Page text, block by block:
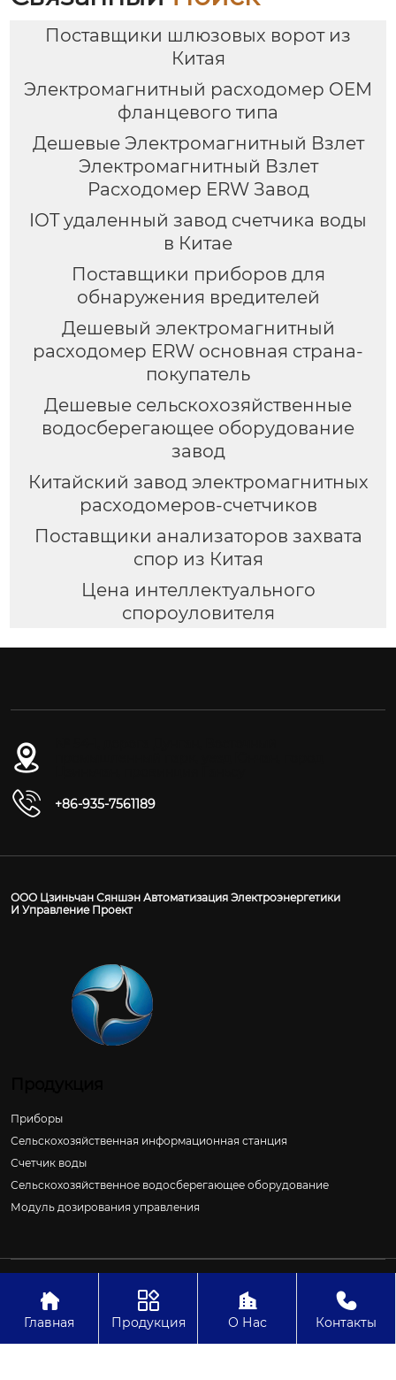
Поставщики шлюзовых ворот из
Китая
Электромагнитный расходомер OEM
фланцевого типа
Дешевые Электромагнитный Взлет
Электромагнитный Взлет
Расходомер ERW Завод
IOT удаленный завод счетчика воды
в Китае
Поставщики приборов для
обнаружения вредителей
Дешевый электромагнитный
расходомер ERW основная страна-
покупатель
Дешевые сельскохозяйственные
водосберегающее оборудование
завод
Китайский завод электромагнитных
расходомеров-счетчиков
Поставщики анализаторов захвата
спор из Китая
Цена интеллектуального
спороуловителя
+86-935-7561189
ООО Цзиньчан Сяншэн Автоматизация Электроэнергетики
И Управление Проект
Приборы
Сельскохозяйственная информационная станция
Счетчик воды
Сельскохозяйственное водосберегающее оборудование
Модуль дозирования управления
Электроэнергетики И Управление Проект

Главная

Продукция

О Нас

Контакты